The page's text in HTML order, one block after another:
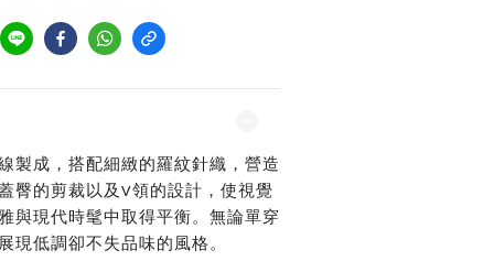
製成，搭配細緻的羅紋針織，營造
臀的剪裁以及V領的設計，使視覺
與現代時髦中取得平衡。無論單穿
現低調卻不失品味的風格。